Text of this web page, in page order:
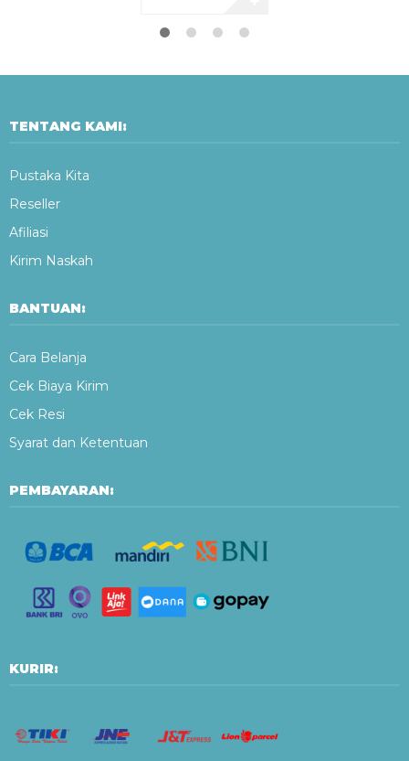
TENTANG KAMI:
Pustaka Kita
Reseller
Afiliasi
Kirim Naskah
BANTUAN:
Cara Belanja
Cek Biaya Kirim
Cek Resi
Syarat dan Ketentuan
PEMBAYARAN:
KURIR: